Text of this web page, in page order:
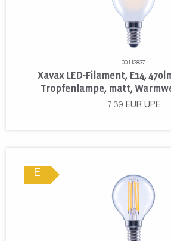
00112837
Xavax LED-Filament, E14,
Tropfenlampe, matt,
7,39 EUR UPE
E